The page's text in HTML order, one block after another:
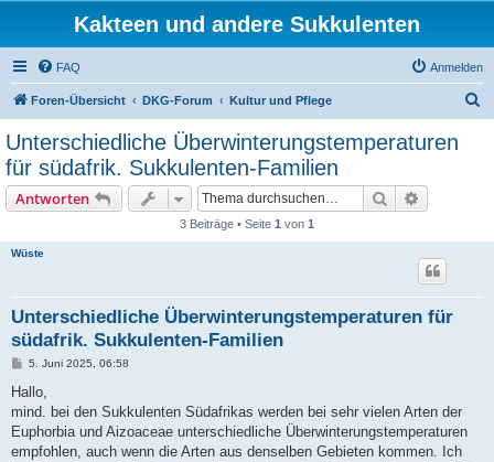
Kakteen und andere Sukkulenten
FAQ Anmelden
Foren-Übersicht DKG-Forum Kultur und Pflege
Unterschiedliche Überwinterungstemperaturen
für südafrik. Sukkulenten-Familien
Antworten Suche
3 Beiträge • Seite 1 von 1
Wüste
Unterschiedliche Überwinterungstemperaturen für
südafrik. Sukkulenten-Familien
B
i
r
a
g
5. Juni 2025, 06:58
Hallo,
mind. bei den Sukkulenten Südafrikas werden bei sehr vielen Arten der
Euphorbia und Aizoaceae unterschiedliche Überwinterungstemperaturen
empfohlen, auch wenn die Arten aus denselben Gebieten kommen. Ich